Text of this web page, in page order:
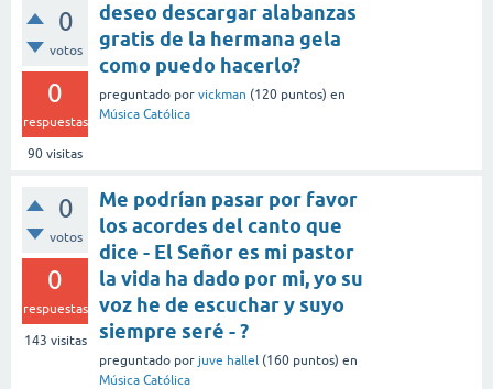
0
votos
0
respuestas
90 visitas
deseo descargar alabanzas
gratis de la hermana gela
como puedo hacerlo?
preguntado por vickman (120 puntos) en
Música Católica
0
votos
0
respuestas
143 visitas
Me podrían pasar por favor
los acordes del canto que
dice - El Señor es mi pastor
la vida ha dado por mi, yo su
voz he de escuchar y suyo
siempre seré - ?
preguntado por juve hallel (160 puntos) en
Música Católica